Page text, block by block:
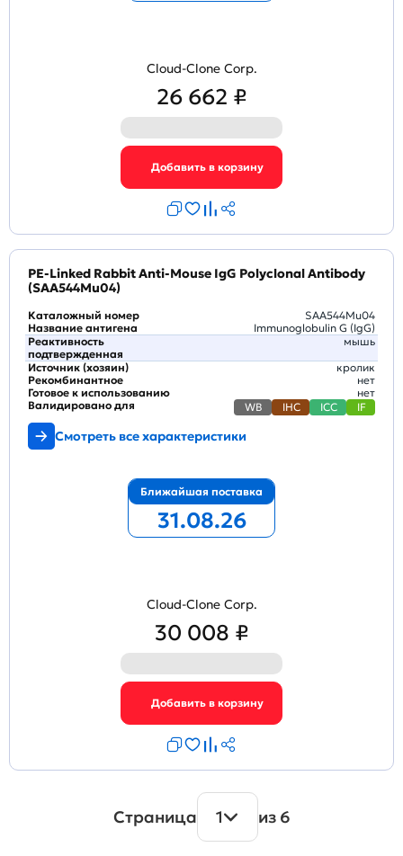
Cloud-Clone Corp.
26 662 ₽
PE-Linked Rabbit Anti-Mouse IgG Polyclonal Antibody
(SAA544Mu04)
Каталожный номер
SAA544Mu04
Название антигена
Immunoglobulin G (IgG)
Реактивность
подтвержденная
мышь
Источник (хозяин)
кролик
Рекомбинантное
нет
Готовое к использованию
нет
Валидировано для
WB IHC ICC IF
Смотреть все характеристики
Ближайшая поставка
31.08.26
Cloud-Clone Corp.
30 008 ₽
Страница 1 из 6